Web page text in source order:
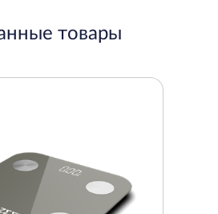
товары